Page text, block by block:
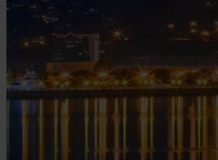
Nordamerika
Oceanien
Sydamerika